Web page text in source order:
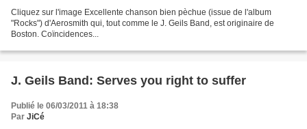
Cliquez sur l'image Excellente chanson bien pèchue (issue de l'album
"Rocks") d'Aerosmith qui, tout comme le J. Geils Band, est originaire de
Boston. Coïncidences...
J. Geils Band: Serves you right to suffer
Publié le 06/03/2011 à 18:38
Par JiCé